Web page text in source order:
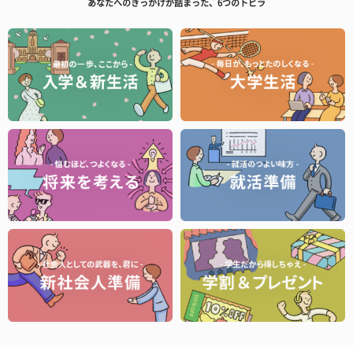
あなたへのきっかけが詰まった、6つのトビラ